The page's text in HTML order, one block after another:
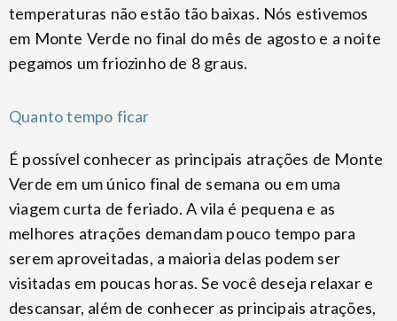
temperaturas não estão tão baixas. Nós estivemos
em Monte Verde no final do mês de agosto e a noite
pegamos um friozinho de 8 graus.
Quanto tempo ficar
É possível conhecer as principais atrações de Monte
Verde em um único final de semana ou em uma
viagem curta de feriado. A vila é pequena e as
melhores atrações demandam pouco tempo para
serem aproveitadas, a maioria delas podem ser
visitadas em poucas horas. Se você deseja relaxar e
descansar, além de conhecer as principais atrações,